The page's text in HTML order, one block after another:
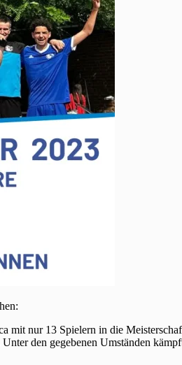
nur 13 Spielern in die
den gegebenen Umständen